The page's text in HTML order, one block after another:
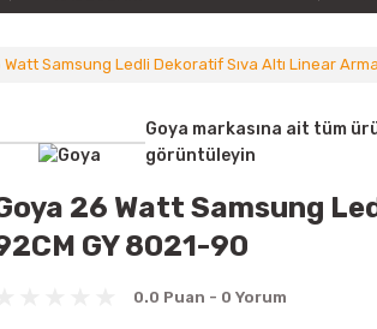
Watt Samsung Ledli Dekoratif Sıva Altı Linear
Goya markasına ait tüm
görüntüleyin
26 Watt Samsung
GY 8021-90
0.0 Puan - 0 Yorum